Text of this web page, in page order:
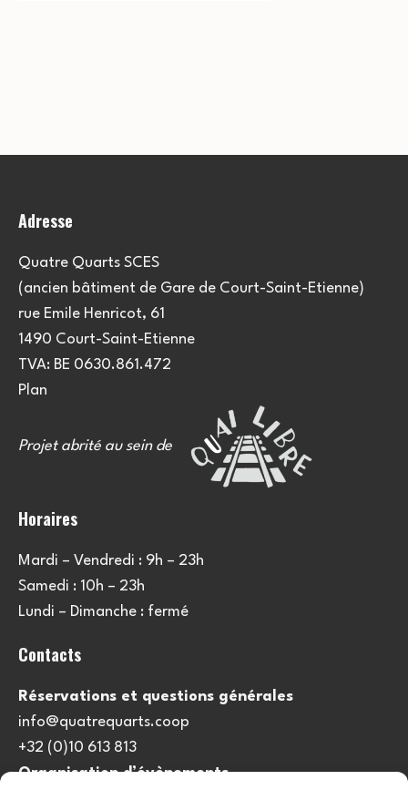
Adresse
Quatre Quarts SCES
(ancien bâtiment de Gare de Court-Saint-Etienne)
rue Emile Henricot, 61
1490 Court-Saint-Etienne
TVA: BE 0630.861.472
Plan
Projet abrité au sein de
Horaires
Mardi – Vendredi : 9h – 23h
Samedi : 10h – 23h
Lundi – Dimanche : fermé
Contacts
Réservations et questions générales
info@quatrequarts.coop
+32 (0)10 613 813
Organisation d’évènements